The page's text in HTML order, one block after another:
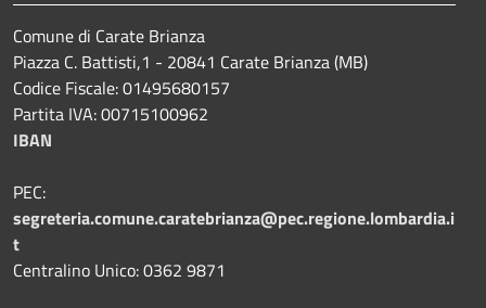
Comune di Carate Brianza
Piazza C. Battisti,1 - 20841 Carate Brianza (MB)
Codice Fiscale: 01495680157
Partita IVA: 00715100962
IBAN
PEC:
segreteria.comune.caratebrianza@pec.regione.lombardia.i
t
Centralino Unico: 0362 9871